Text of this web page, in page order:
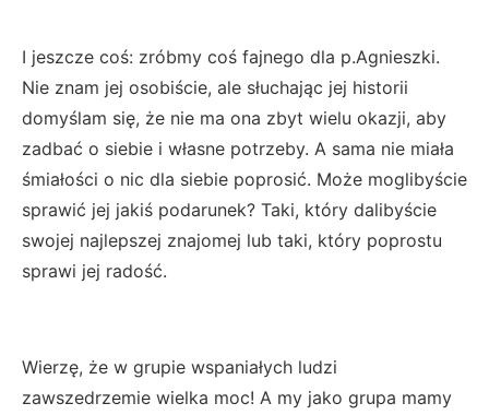
I jeszcze coś: zróbmy coś fajnego dla p.Agnieszki.
Nie znam jej osobiście, ale słuchając jej historii
domyślam się, że nie ma ona zbyt wielu okazji, aby
zadbać o siebie i własne potrzeby. A sama nie miała
śmiałości o nic dla siebie poprosić. Może moglibyście
sprawić jej jakiś podarunek? Taki, który dalibyście
swojej najlepszej znajomej lub taki, który poprostu
sprawi jej radość.
Wierzę, że w grupie wspaniałych ludzi
zawszedrzemie wielka moc! A my jako grupa mamy